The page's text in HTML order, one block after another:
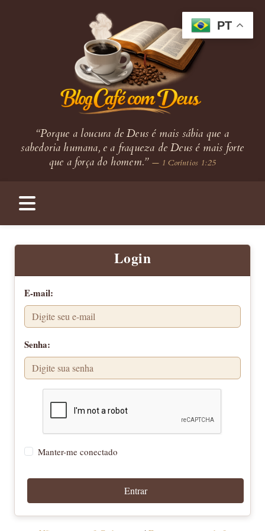
PT
“Porque a loucura de Deus é mais sábia que a
sabedoria humana, e a fraqueza de Deus é mais forte
que a força do homem.” — 1 Coríntios 1:25
Login
E-mail:
Senha:
Manter-me conectado
Entrar